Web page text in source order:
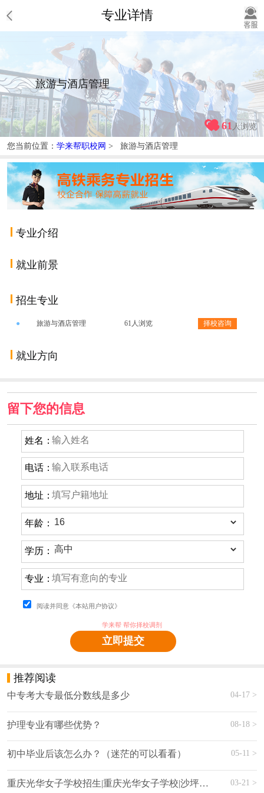
专业详情
旅游与酒店管理
61 人浏览
您当前位置： 学来帮职校网 > 旅游与酒店管理
专业介绍
就业前景
招生专业
● 旅游与酒店管理 61人浏览 择校咨询
就业方向
留下您的信息
姓名：
电话：
地址：
年龄：
学历：
专业：
阅读并同意《本站用户协议》
学来帮 帮你择校调剂
立即提交
推荐阅读
中专考大专最低分数线是多少 04-17 >
护理专业有哪些优势？ ‍ 08-18 >
初中毕业后该怎么办？（迷茫的可以看看） 05-11 >
重庆光华女子学校招生|重庆光华女子学校|沙坪坝光华职业学校 03-21 >